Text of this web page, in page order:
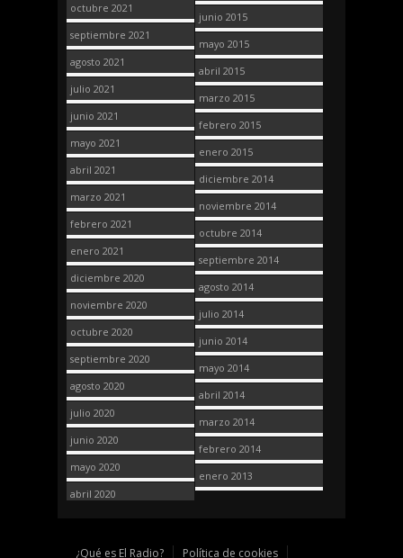
octubre 2021
septiembre 2021
agosto 2021
julio 2021
junio 2021
mayo 2021
abril 2021
marzo 2021
febrero 2021
enero 2021
diciembre 2020
noviembre 2020
octubre 2020
septiembre 2020
agosto 2020
julio 2020
junio 2020
mayo 2020
abril 2020
junio 2015
mayo 2015
abril 2015
marzo 2015
febrero 2015
enero 2015
diciembre 2014
noviembre 2014
octubre 2014
septiembre 2014
agosto 2014
julio 2014
junio 2014
mayo 2014
abril 2014
marzo 2014
febrero 2014
enero 2013
¿Qué es El Radio? Política de cookies